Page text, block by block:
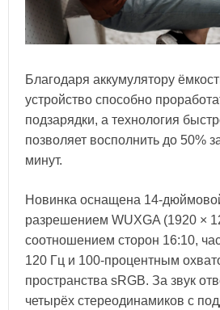
Благодаря аккумулятору
устройство способно
подзарядки, а технология
позволяет восполнить до 50%
минут.
Новинка оснащена 14-
разрешением WUXGA (1920 ×
соотношением сторон 16:10,
120 Гц и 100-процентным
пространства sRGB. За звук
четырёх стереодинамиков с